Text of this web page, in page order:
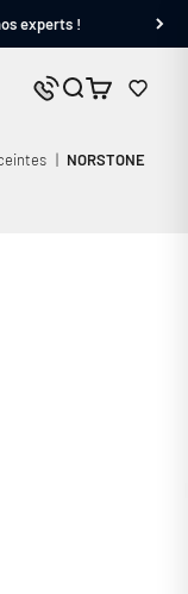
experts !
Nous contacter
Panier
| NORSTONE